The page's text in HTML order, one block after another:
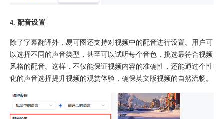
4. 配音设置
除了字幕翻译外，易可图还支持对视频中的配音进行设置。用户可
以选择不同的声音类型，甚至可以试听每个音色，挑选最符合视频
风格的配音。这样，不仅能保证视频内容的准确性，还能通过个性
化的声音选择提升视频的观赏体验，确保英文版视频的自然流畅。